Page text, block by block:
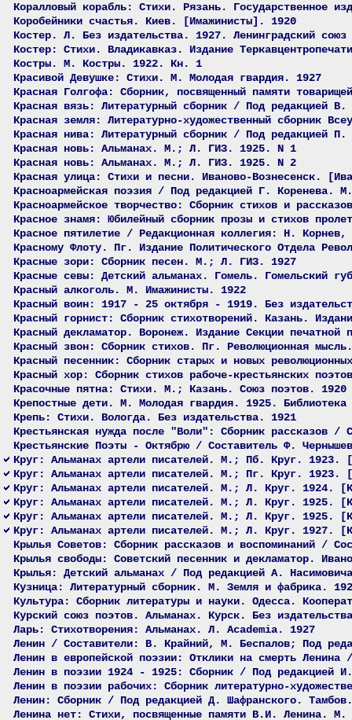
Коралловый корабль: Стихи. Рязань. Государственное
Коробейники счастья. Киев. [Имажинисты]. 1920
Костер. Л. Без издательства. 1927. Ленинградский союз
Костер: Стихи. Владикавказ. Издание
Костры. М. Костры. 1922. Кн. 1
Красивой Девушке: Стихи. М. Молодая гвардия. 1927
Красная Голгофа: Сборник, посвященный памяти
Красная вязь: Литературный сборник / Под редакцией
Красная земля: Литературно-художественный сборник
Красная нива: Литературный сборник / Под редакцией
Красная новь: Альманах. М.; Л. ГИЗ. 1925. N 1
Красная новь: Альманах. М.; Л. ГИЗ. 1925. N 2
Красная улица: Стихи и песни. Иваново-Вознесенск.
Красноармейская поэзия / Под редакцией Г. Коренева.
Красноармейское творчество: Сборник стихов и
Красное знамя: Юбилейный сборник прозы и стихов
Красное пятилетие / Редакционная коллегия: Н.
Красному Флоту. Пг. Издание Политического Отдела
Красные зори: Сборник песен. М.; Л. ГИЗ. 1927
Красные севы: Детский альманах. Гомель. Гомельский
Красный алкоголь. М. Имажинисты. 1922
Красный воин: 1917 - 25 октября - 1919. Без
Красный горнист: Сборник стихотворений. Казань.
Красный декламатор. Воронеж. Издание Секции
Красный звон: Сборник стихов. Пг. Революционная
Красный песенник: Сборник старых и новых
Красный хор: Сборник стихов рабоче-крестьянских
Красочные пятна: Стихи. М.; Казань. Союз поэтов. 1920
Крепостные дети. М. Молодая гвардия. 1925.
Крепь: Стихи. Вологда. Без издательства. 1921
Крестьянская нужда после "Воли": Сборник
Крестьянские Поэты - Октябрю / Составитель Ф.
Круг: Альманах артели писателей. М.; Пб. Круг.
Круг: Альманах артели писателей. М.; Пг. Круг.
Круг: Альманах артели писателей. М.; Л. Круг. 1924.
Круг: Альманах артели писателей. М.; Л. Круг. 1925.
Круг: Альманах артели писателей. М.; Л. Круг. 1925.
Круг: Альманах артели писателей. М.; Л. Круг. 1927.
Крылья Советов: Сборник рассказов и воспоминаний /
Крылья свободы: Советский песенник и декламатор.
Крылья: Детский альманах / Под редакцией А.
Кузница: Литературный сборник. М. Земля и фабрика.
Культура: Сборник литературы и науки. Одесса.
Курский союз поэтов. Альманах. Курск. Без
Ларь: Стихотворения: Альманах. Л. Academia. 1927
Ленин / Составители: В. Крайний, М. Беспалов; Под
Ленин в европейской поэзии: Отклики на смерть
Ленин в поэзии 1924 - 1925: Сборник / Под редакцией
Ленин в поэзии рабочих: Сборник литературно-
Ленин: Сборник / Под редакцией Д. Шафранского.
Ленина нет: Стихи, посвященные памяти В.И. Ленина.